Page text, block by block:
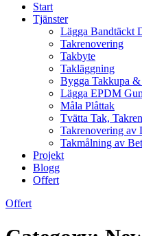
Start
Tjänster
Lägga Bandtäckt
Takrenovering
Takbyte
Takläggning
Bygga Takkupa
Lägga EPDM
Måla Plåttak
Tvätta Tak,
Takrenovering av
Takmålning av
Projekt
Blogg
Offert
Offert